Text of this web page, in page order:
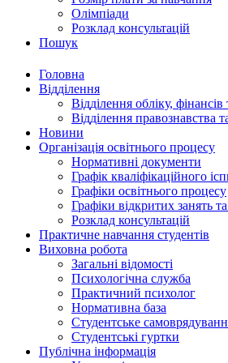
Олімпіади
Розклад консультацій
Пошук
Головна
Відділення
Відділення обліку,
Відділення правознавства
Новини
Організація освітнього процесу
Нормативні документи
Графік кваліфікаційного
Графіки освітнього процесу
Графіки відкритих занять
Розклад консультацій
Практичне навчання студентів
Виховна робота
Загальні відомості
Психологічна служба
Практичний психолог
Нормативна база
Студентське
Студентські гуртки
Публічна інформація